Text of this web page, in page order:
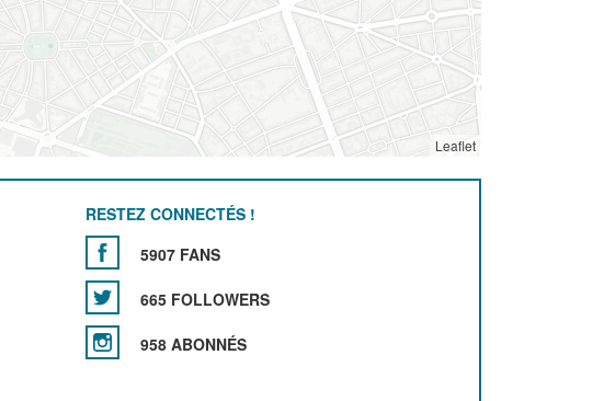
Leaflet
RESTEZ CONNECTÉS !
5907 FANS
665 FOLLOWERS
958 ABONNÉS